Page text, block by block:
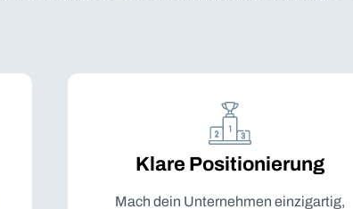
Klare Positionierung
Mach dein Unternehmen einzigartig,